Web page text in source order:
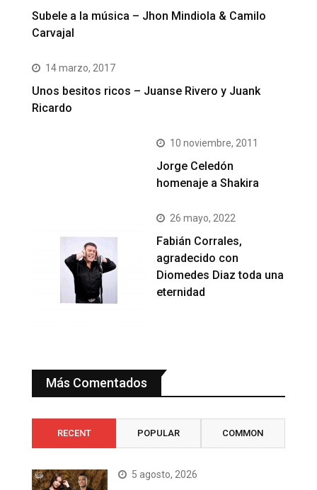
Subele a la música – Jhon Mindiola & Camilo
Carvajal
14 marzo, 2017
Unos besitos ricos – Juanse Rivero y Juank
Ricardo
10 noviembre, 2011
Jorge Celedón
homenaje a Shakira
26 mayo, 2022
Fabián Corrales,
agradecido con
Diomedes Diaz toda una
eternidad
Más Comentados
RECENT POPULAR COMMON
5 agosto, 2026